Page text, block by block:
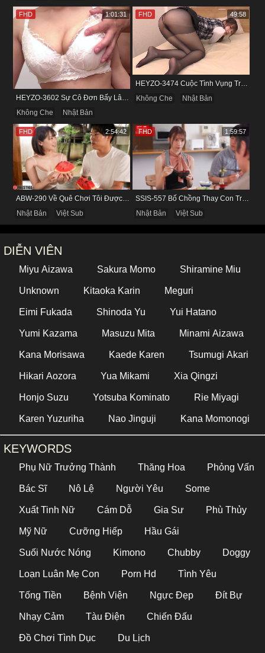
Không Che
Nhật Bản
FHD 1:01:31
Không Che
Nhật Bản
FHD 49:58
Nhật Bản
Việt Sub
FHD 2:54:42
SSIS-557 Bố Chồng Thay Con Trai Bị Liệt Dương Chăm Sóc Con Dâu
Nhật Bản
Việt Sub
FHD 1:59:57
DIỄN VIÊN
Miyu Aizawa Sakura Momo Shiramine Miu
Unknown Kitaoka Karin Meguri
Eimi Fukada Shinoda Yu Yui Hatano
Yumi Kazama Masuzu Mita Minami Aizawa
Kana Morisawa Kaede Karen Tsumugi Akari
Hikari Aozora Yua Mikami Xia Qingzi
Honjo Suzu Yotsuba Kominato Rie Miyagi
Karen Yuzuriha Nao Jinguji Kana Momonogi
KEYWORDS
Phụ Nữ Trưởng Thành Thăng Hoa Phỏng Vấn
Bác Sĩ Nô Lệ Người Yêu Some
Xuất Tinh Nữ Cám Dỗ Gia Sư Phù Thủy
Mỹ Nữ Cưỡng Hiếp Hầu Gái
Suối Nước Nóng Kimono Chubby Doggy
Loạn Luân Mẹ Con Porn Hd Tình Yêu
Tống Tiền Bệnh Viện Ngực Đẹp Đít Bự
Nhạy Cảm Tàu Điện Chiến Đấu
Đồ Chơi Tình Dục Du Lịch